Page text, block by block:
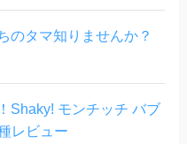
のタマ知りませんか？
Shaky! モンチッチ バブ
レビュー